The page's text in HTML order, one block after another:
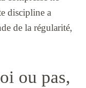
discipline a
de la régularité,
ou pas,